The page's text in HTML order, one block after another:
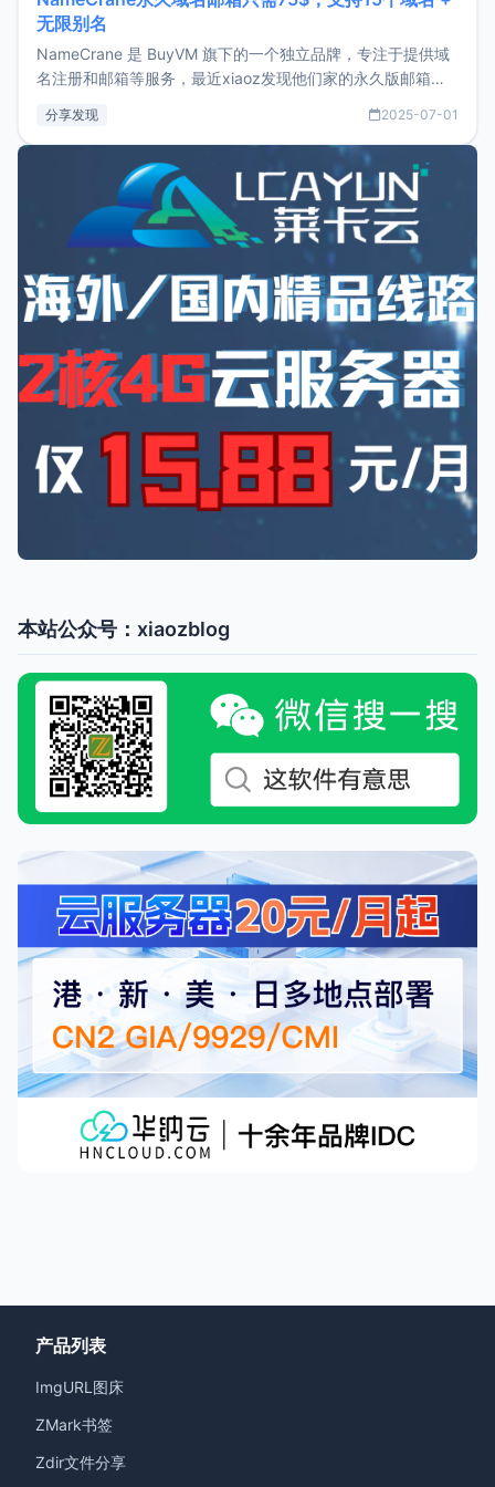
无限别名
NameCrane 是 BuyVM 旗下的一个独立品牌，专注于提供域
名注册和邮箱等服务，最近xiaoz发现他们家的永久版邮箱服
又实惠的域名邮箱，不妨尝试一下 NameCrane。注册
NameCraneNameCrane不支持直接注册，必须要购买
分享发现 2025-07-01
本站公众号：xiaozblog
产品列表
ImgURL图床
ZMark书签
Zdir文件分享